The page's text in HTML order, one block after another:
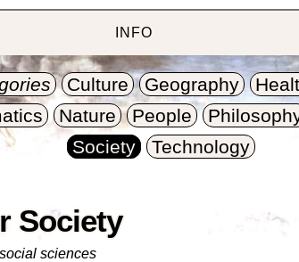
INFO
Culture Geography
Nature People
Society
Technology
Society
sciences